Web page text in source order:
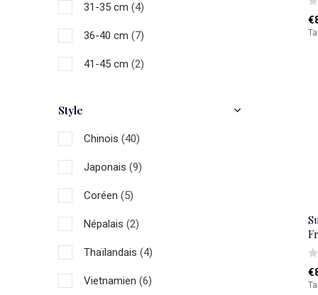
31-35 cm (4)
36-40 cm (7)
41-45 cm (2)
(9)
(3)
Style
Chinois (40)
Japonais (9)
Coréen (5)
Népalais (2)
Thaïlandais (4)
Vietnamien (6)